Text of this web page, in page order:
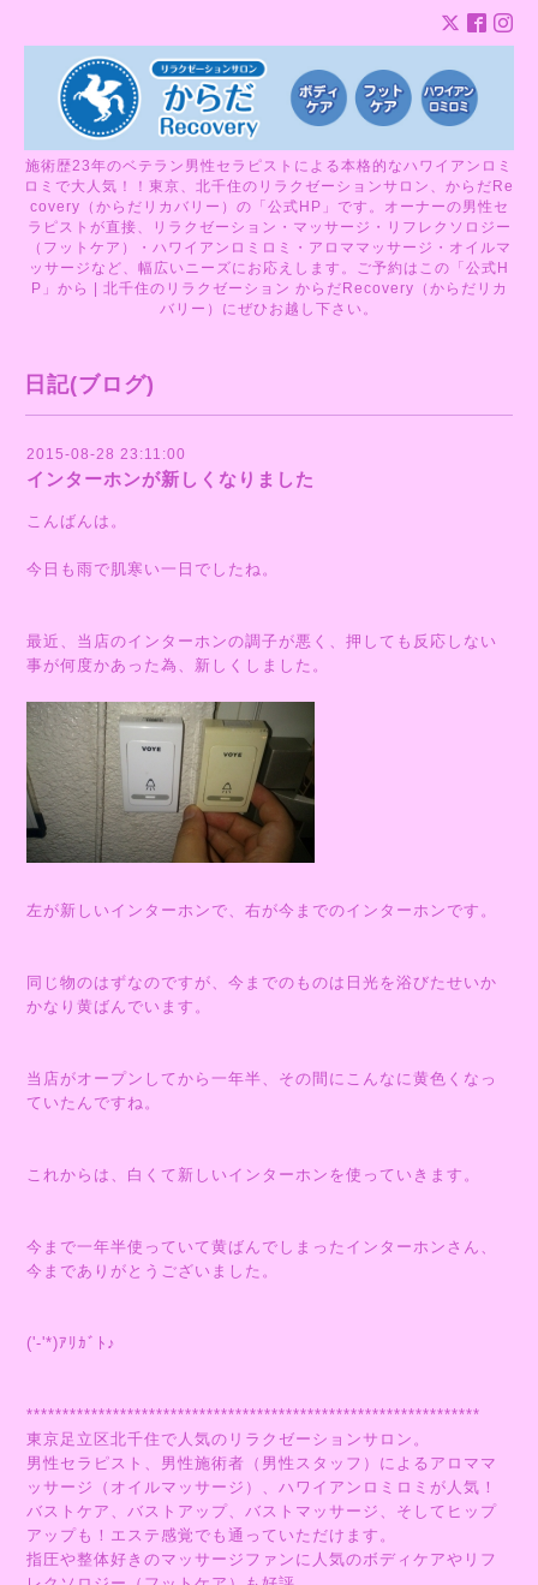
施術歴23年のベテラン男性セラピストによる本格的なハワイアンロミ
ロミで大人気！！東京、北千住のリラクゼーションサロン、からだRe
covery（からだリカバリー）の「公式HP」です。オーナーの男性セ
ラピストが直接、リラクゼーション・マッサージ・リフレクソロジー
（フットケア）・ハワイアンロミロミ・アロママッサージ・オイルマ
ッサージなど、幅広いニーズにお応えします。ご予約はこの「公式H
P」から | 北千住のリラクゼーション からだRecovery（からだリカ
バリー）にぜひお越し下さい。
日記(ブログ)
2015-08-28 23:11:00
インターホンが新しくなりました
こんばんは。
今日も雨で肌寒い一日でしたね。
最近、当店のインターホンの調子が悪く、押しても反応しない
事が何度かあった為、新しくしました。
左が新しいインターホンで、右が今までのインターホンです。
同じ物のはずなのですが、今までのものは日光を浴びたせいか
かなり黄ばんでいます。
当店がオープンしてから一年半、その間にこんなに黄色くなっ
ていたんですね。
これからは、白くて新しいインターホンを使っていきます。
今まで一年半使っていて黄ばんでしまったインターホンさん、
今までありがとうございました。
('-'*)ｱﾘｶﾞﾄ♪
***************************************************************
東京足立区北千住で人気のリラクゼーションサロン。
男性セラピスト、男性施術者（男性スタッフ）によるアロママ
ッサージ（オイルマッサージ）、ハワイアンロミロミが人気！
バストケア、バストアップ、バストマッサージ、そしてヒップ
アップも！エステ感覚でも通っていただけます。
指圧や整体好きのマッサージファンに人気のボディケアやリフ